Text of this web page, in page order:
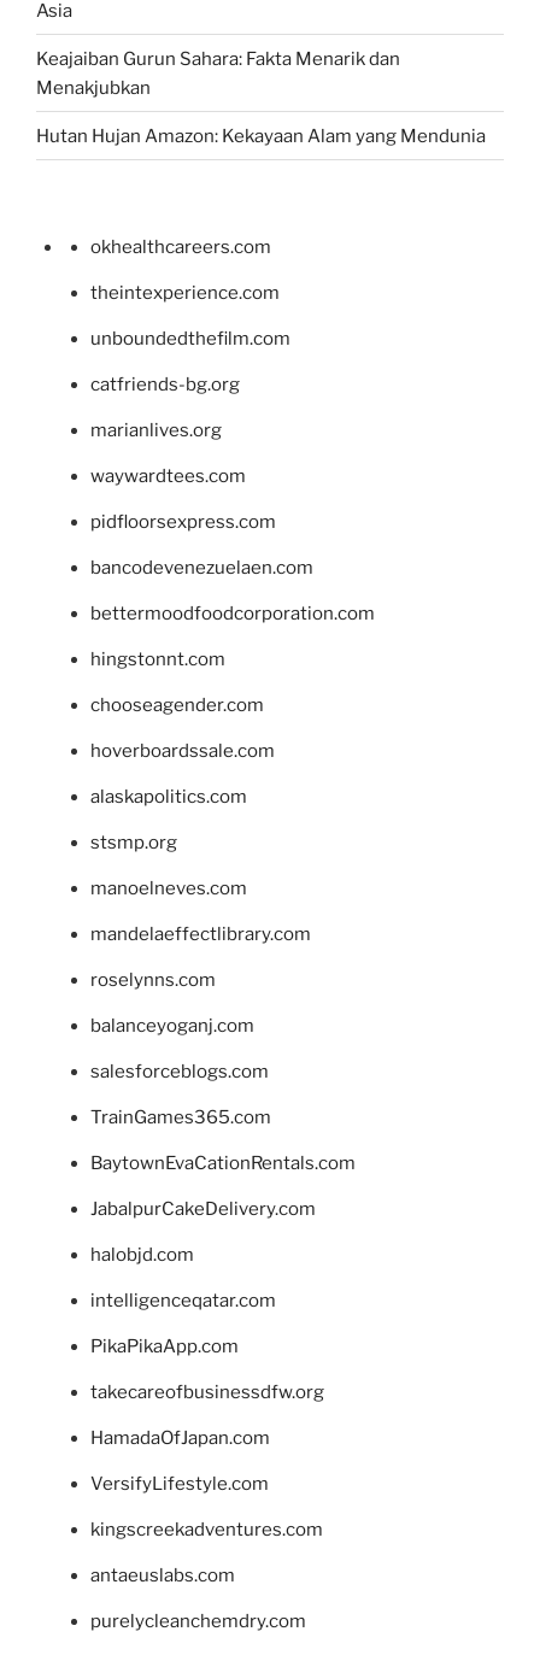
Asia
Keajaiban Gurun Sahara: Fakta Menarik dan
Menakjubkan
Hutan Hujan Amazon: Kekayaan Alam yang Mendunia
okhealthcareers.com
theintexperience.com
unboundedthefilm.com
catfriends-bg.org
marianlives.org
waywardtees.com
pidfloorsexpress.com
bancodevenezuelaen.com
bettermoodfoodcorporation.com
hingstonnt.com
chooseagender.com
hoverboardssale.com
alaskapolitics.com
stsmp.org
manoelneves.com
mandelaeffectlibrary.com
roselynns.com
balanceyoganj.com
salesforceblogs.com
TrainGames365.com
BaytownEvaCationRentals.com
JabalpurCakeDelivery.com
halobjd.com
intelligenceqatar.com
PikaPikaApp.com
takecareofbusinessdfw.org
HamadaOfJapan.com
VersifyLifestyle.com
kingscreekadventures.com
antaeuslabs.com
purelycleanchemdry.com